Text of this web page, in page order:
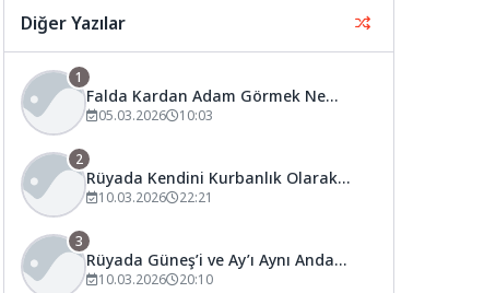
Diğer Yazılar
1
Falda Kardan Adam Görmek Ne
Anlama Gelir?
05.03.2026 10:03
2
Rüyada Kendini Kurbanlık Olarak
Kesildiğini Görmek Ne Anlama Gelir?
10.03.2026 22:21
3
Rüyada Güneş’i ve Ay’ı Aynı Anda
Görmek Ne Anlama Gelir?
10.03.2026 20:10